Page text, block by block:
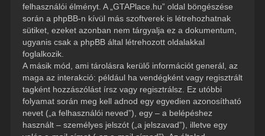
felhasználói élményt. A „GTAPlace.hu” oldal böngészése
során a phpBB-n kívül más szoftverek is létrehozhatnak
sütiket, ezeket azonban nem tárgyalja ez a dokumentum,
ugyanis csak a phpBB által létrehozott oldalakkal
foglalkozik.
A másik mód, ami tárolásra kerülő információt generál, az
maga az interakció: például ha vendégként vagy regisztrált
tagként hozzászólást írsz vagy regisztrálsz. Ez utóbbi
folyamat során meg kell adnod egy egyedien azonosítható
nevet („a felhasználói neved”), egy – a belépéshez
használt – személyes jelszót („a jelszavad”), illetve egy